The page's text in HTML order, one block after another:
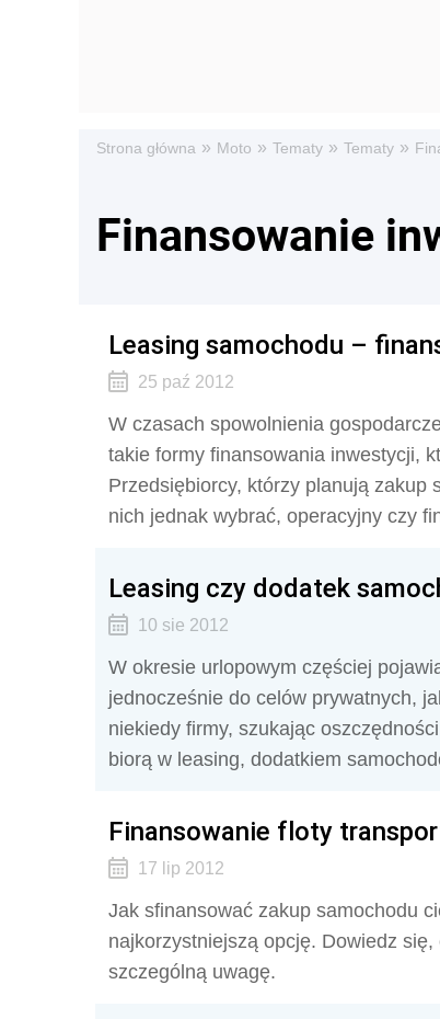
Strona główna » Moto » Tematy » Tematy »
Finansowanie
Leasing samochodu –
25 paź 2012
W czasach spowolnienia
takie formy finansowania inwestycji,
Przedsiębiorcy, którzy planują zakup
nich jednak wybrać, operacyjny czy
Leasing czy dodatek
10 sie 2012
W okresie urlopowym częściej
jednocześnie do celów prywatnych,
niekiedy firmy, szukając
biorą w leasing, dodatkiem
Finansowanie floty
17 lip 2012
Jak sfinansować zakup samochodu
najkorzystniejszą opcję. Dowiedz
szczególną uwagę.